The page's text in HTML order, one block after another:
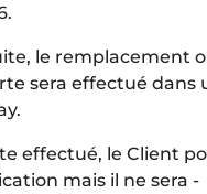
le remplacement
sera effectué dans
effectué, le Client
mais il ne sera -